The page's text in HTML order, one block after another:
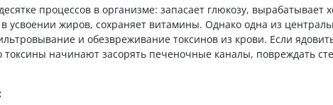
процессов в организме: запасает глюкозу, вырабатывает
усвоении жиров, сохраняет витамины. Однако одна из
и обезвреживание токсинов из крови. Если
токсины начинают засорять печеночные каналы, повреждать